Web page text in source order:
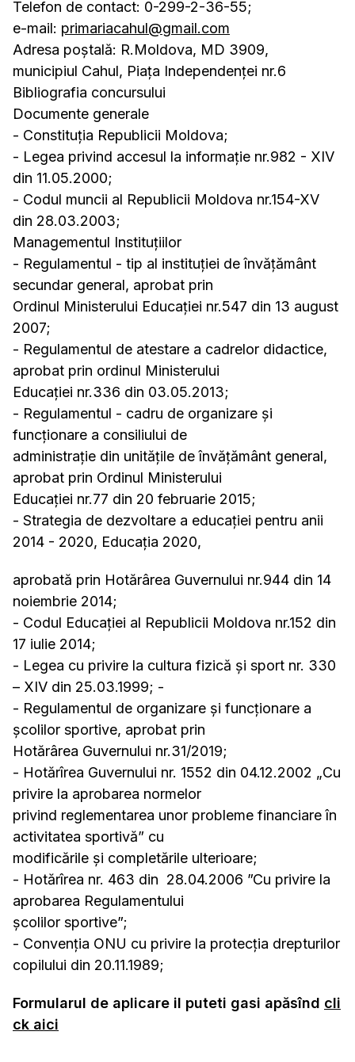
Telefon de contact: 0-299-2-36-55;
e-mail: primariacahul@gmail.com
Adresa poştală: R.Moldova, MD 3909,
municipiul Cahul, Piaţa Independenţei nr.6
Bibliografia concursului
Documente generale
- Constituția Republicii Moldova;
- Legea privind accesul la informație nr.982 - XIV
din 11.05.2000;
- Codul muncii al Republicii Moldova nr.154-XV
din 28.03.2003;
Managementul Instituțiilor
- Regulamentul - tip al instituției de învățământ
secundar general, aprobat prin
Ordinul Ministerului Educației nr.547 din 13 august
2007;
- Regulamentul de atestare a cadrelor didactice,
aprobat prin ordinul Ministerului
Educației nr.336 din 03.05.2013;
- Regulamentul - cadru de organizare și
funcționare a consiliului de
administrație din unitățile de învățământ general,
aprobat prin Ordinul Ministerului
Educației nr.77 din 20 februarie 2015;
- Strategia de dezvoltare a educației pentru anii
2014 - 2020, Educația 2020,
aprobată prin Hotărârea Guvernului nr.944 din 14
noiembrie 2014;
- Codul Educației al Republicii Moldova nr.152 din
17 iulie 2014;
- Legea cu privire la cultura fizică și sport nr. 330
– XIV din 25.03.1999; -
- Regulamentul de organizare și funcționare a
școlilor sportive, aprobat prin
Hotărârea Guvernului nr.31/2019;
- Hotărîrea Guvernului nr. 1552 din 04.12.2002 „Cu
privire la aprobarea normelor
privind reglementarea unor probleme financiare în
activitatea sportivă” cu
modificările şi completările ulterioare;
- Hotărîrea nr. 463 din 28.04.2006 ”Cu privire la
aprobarea Regulamentului
şcolilor sportive”;
- Convenţia ONU cu privire la protecția drepturilor
copilului din 20.11.1989;
Formularul de aplicare il puteti gasi apăsînd cli
ck aici